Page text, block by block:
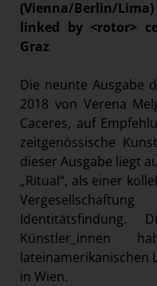
Paradies Garten
Raisin
Swiss Life Select
The Companion
The Hoxton
Unibail-Rodamco-Westfield
Vöslauer
NMK
MEDIA
(Vienna/Berlin/Lima)
linked by <rotor>
Graz
Die neunte Ausgabe
2018 von Verena
Caceres, auf
zeitgenössische
dieser Ausgabe liegt
„Ritual“, als einer
Identitätsfindung.
Künstler_innen
lateinamerikanischen
in Wien.